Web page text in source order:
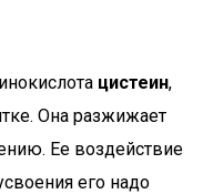
цистеин,
Она разжижает
Ее воздействие
его надо